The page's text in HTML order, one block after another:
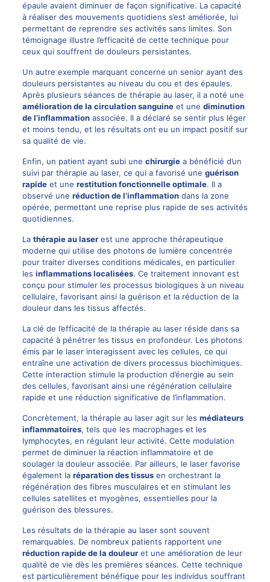
épaule avaient diminuer de façon significative. La capacité
à réaliser des mouvements quotidiens s’est améliorée, lui
permettant de reprendre ses activités sans limites. Son
témoignage illustre l’efficacité de cette technique pour
ceux qui souffrent de douleurs persistantes.
Un autre exemple marquant concerne un senior ayant des
douleurs persistantes au niveau du cou et des épaules.
Après plusieurs séances de thérapie au laser, il a noté une
amélioration de la circulation sanguineet une diminution
de l’inflammationassociée. Il a déclaré se sentir plus léger
et moins tendu, et les résultats ont eu un impact positif sur
sa qualité de vie.
Enfin, un patient ayant subi une chirurgiea bénéficié d’un
suivi par thérapie au laser, ce qui a favorisé une guérison
rapideet une restitution fonctionnelle optimale. Il a
observé une réduction de l’inflammationdans la zone
opérée, permettant une reprise plus rapide de ses activités
quotidiennes.
La thérapie au laserest une approche thérapeutique
moderne qui utilise des photons de lumière concentrée
pour traiter diverses conditions médicales, en particulier
les inflammations localisées. Ce traitement innovant est
conçu pour stimuler les processus biologiques à un niveau
cellulaire, favorisant ainsi la guérison et la réduction de la
douleur dans les tissus affectés.
La clé de l’efficacité de la thérapie au laser réside dans sa
capacité à pénétrer les tissus en profondeur. Les photons
émis par le laser interagissent avec les cellules, ce qui
entraîne une activation de divers processus biochimiques.
Cette interaction stimule la production d’énergie au sein
des cellules, favorisant ainsi une régénération cellulaire
rapide et une réduction significative de l’inflammation.
Concrètement, la thérapie au laser agit sur les médiateurs
inflammatoires, tels que les macrophages et les
lymphocytes, en régulant leur activité. Cette modulation
permet de diminuer la réaction inflammatoire et de
soulager la douleur associée. Par ailleurs, le laser favorise
également la réparation des tissusen orchestrant la
régénération des fibres musculaires et en stimulant les
cellules satellites et myogènes, essentielles pour la
guérison des blessures.
Les résultats de la thérapie au laser sont souvent
remarquables. De nombreux patients rapportent une
réduction rapide de la douleuret une amélioration de leur
qualité de vie dès les premières séances. Cette technique
est particulièrement bénéfique pour les individus souffrant